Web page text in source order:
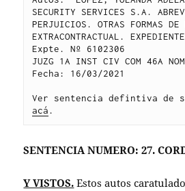
SECURITY SERVICES S.A.
PERJUICIOS. OTRAS FORMAS DE
EXTRACONTRACTUAL.
Expte. Nº 6102306
JUZG 1A INST CIV COM 46A NOM
Fecha: 16/03/2021
acá.
SENTENCIA NUMERO: 27.
Y VISTOS. Estos autos